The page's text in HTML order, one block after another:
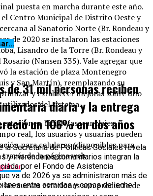
puesta en marcha durante este año.
Centro Municipal de Distrito Oeste y
al Sanatorio Norte (Br. Rondeau y
de 2020 se instalaron las estaciones
Lisandro de la Torre (Br. Rondeau y
(Nansen 335). Vale agregar que
la estación de plaza Montenegro
y San Martín), reemplazando su
y establecer mejoras sobre uno
utilizados del sistema.
bicicletas y anclajes
real, los usuarios y usuarias pueden
para celulares (disponibles para
de la página web
.
las nuevas estaciones son producto de
de 31 mil personas reciben
diaria y la entrega
un 106% en dos años
la Secretaría de Políticas Sociales revela
y merenderos comunitarios integran la
por el Fondo de Asistencia
va de 2026 ya se administraron más de
entre comidas y copas de leche.